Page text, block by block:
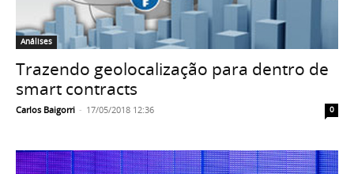
Análises
Trazendo geolocalização para dentro de
smart contracts
Carlos Baigorri - 17/05/2018 12:36 0